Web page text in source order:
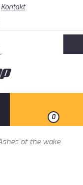
Kontakt
0
of the wake